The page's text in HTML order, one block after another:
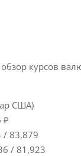
курсов
США)
₽
/ 83,879
/ 81,923